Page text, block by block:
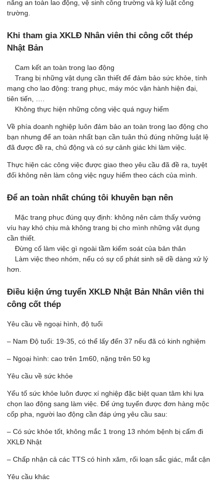
năng an toàn lao động, vệ sinh công trường và kỷ luật công
trường.
Khi tham gia XKLĐ Nhân viên thi công cốt thép
Nhật Bản
Cam kết an toàn trong lao động
Trang bị những vật dụng cần thiết để đảm bảo sức khỏe, tính
mạng cho lao động: trang phục, máy móc vận hành hiện đại,
tiên tiến, ….
Không thực hiện những công việc quá nguy hiểm
Về phía doanh nghiệp luôn đảm bảo an toàn trong lao động cho
bạn nhưng để an toàn nhất bạn cần tuân thủ đúng những luật lệ
đã được đề ra, chủ động và có sự cảnh giác khi làm việc.
Thực hiện các công việc được giao theo yêu cầu đã đề ra, tuyệt
đối không nên làm công việc nguy hiểm theo cách của mình.
Để an toàn nhất chúng tôi khuyên bạn nên
Mặc trang phục đúng quy định: không nên cảm thấy vướng
víu hay khó chịu mà không trang bị cho mình những vật dụng
cần thiết.
Đừng cố làm việc gì ngoài tầm kiểm soát của bản thân
Làm việc theo nhóm, nếu có sự cố phát sinh sẽ dề dàng xử lý
hơn.
Điều kiện ứng tuyển XKLĐ Nhật Bản Nhân viên thi
công cốt thép
Yêu cầu về ngoại hình, độ tuổi
– Nam Độ tuổi: 19-35, có thể lấy đến 37 nếu đã có kinh nghiệm
– Ngoại hình: cao trên 1m60, nặng trên 50 kg
Yêu cầu về sức khỏe
Yếu tố sức khỏe luôn được xí nghiệp đặc biệt quan tâm khi lựa
chọn lao động sang làm việc. Để ứng tuyển được đơn hàng mộc
cốp pha, người lao động cần đáp ứng yêu cầu sau:
– Có sức khỏe tốt, không mắc 1 trong 13 nhóm bệnh bị cấm đi
XKLĐ Nhật
– Chấp nhận cả các TTS có hình xăm, rối loạn sắc giác, mắt cận
Yêu cầu khác